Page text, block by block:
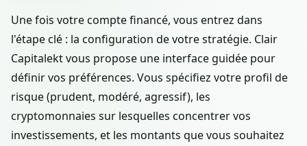
Une fois votre compte financé, vous entrez dans
l'étape clé : la configuration de votre stratégie. Clair
Capitalekt vous propose une interface guidée pour
définir vos préférences. Vous spécifiez votre profil de
risque (prudent, modéré, agressif), les
cryptomonnaies sur lesquelles concentrer vos
investissements, et les montants que vous souhaitez